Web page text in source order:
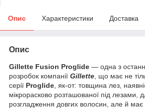
Опис Характеристики Доставка
Опис
Gillette Fusion Proglide — одна з
розробок компанії Gillette , що має не
серії Proglide , як-от: товщина лез,
мікрорасково розташованої під лезами,
розгладження довгих волосин, але й має